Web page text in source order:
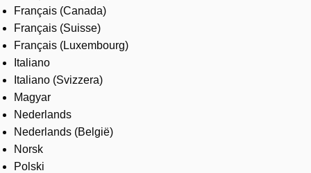
Français (Canada)
Français (Suisse)
Français (Luxembourg)
Italiano
Italiano (Svizzera)
Magyar
Nederlands
Nederlands (België)
Norsk
Polski